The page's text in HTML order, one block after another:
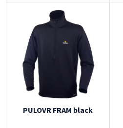
PULOVR FRAM black